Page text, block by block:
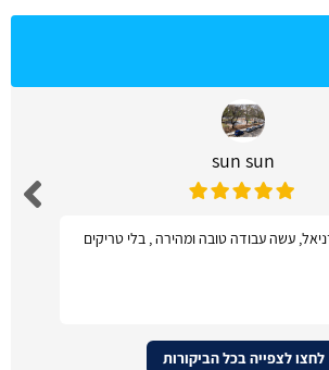
sun sun
עשה עבודה טובה ומהירה , בלי טריקים
לחצו לצפייה בכל הביקורות